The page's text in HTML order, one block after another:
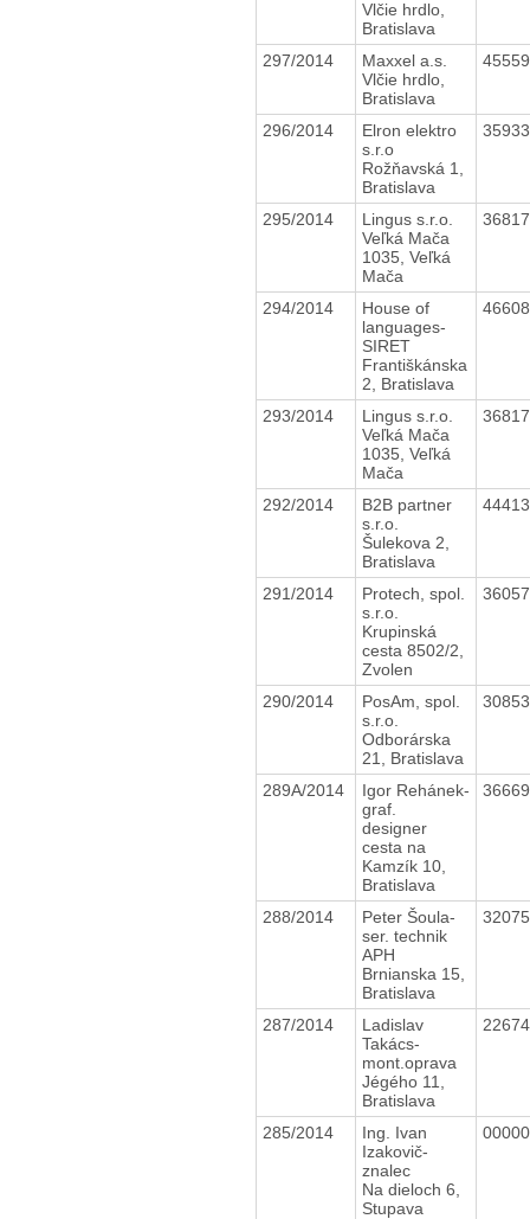
Vlčie hrdlo,
Bratislava
297/2014
Maxxel a.s.
Vlčie hrdlo,
Bratislava
296/2014
Elron elektro
s.r.o
Rožňavská 1,
Bratislava
295/2014
Lingus s.r.o.
Veľká Mača
1035, Veľká
Mača
294/2014
House of
languages-
SIRET
Františkánska
2, Bratislava
293/2014
Lingus s.r.o.
Veľká Mača
1035, Veľká
Mača
292/2014
B2B partner
s.r.o.
Šulekova 2,
Bratislava
291/2014
Protech, spol.
s.r.o.
Krupinská
cesta 8502/2,
Zvolen
290/2014
PosAm, spol.
s.r.o.
Odborárska
21, Bratislava
289A/2014
Igor Rehánek-
graf.
designer
cesta na
Kamzík 10,
Bratislava
288/2014
Peter Šoula-
ser. technik
APH
Brnianska 15,
Bratislava
287/2014
Ladislav
Takács-
mont.oprava
Jégého 11,
Bratislava
285/2014
Ing. Ivan
Izakovič-
znalec
Na dieloch 6,
Stupava